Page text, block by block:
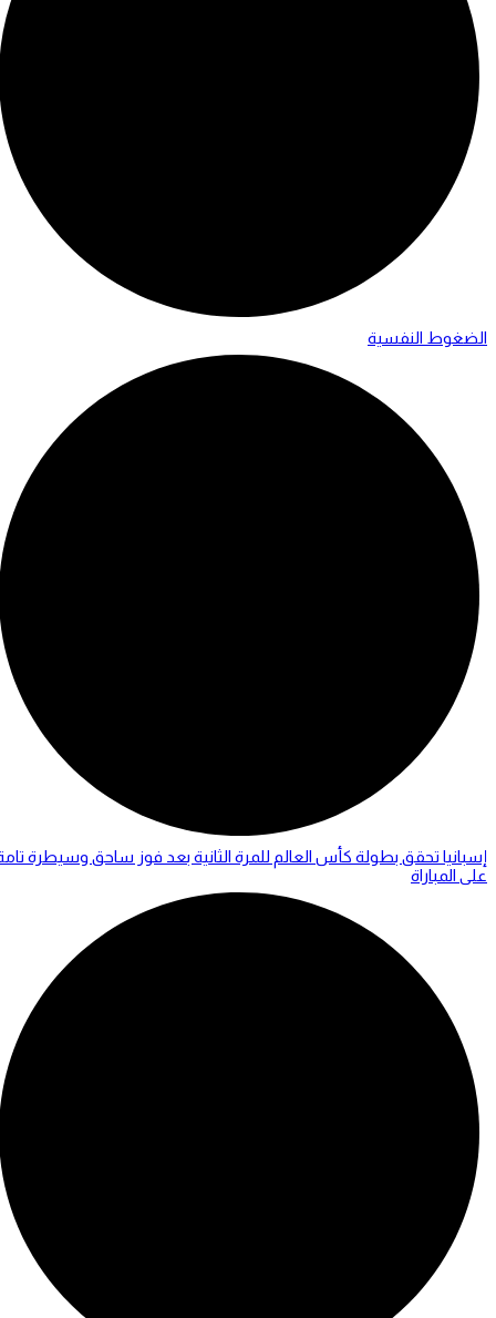
الضغوط النفسية
إسبانيا تحقق بطولة كأس العالم للمرة الثانية بعد فوز ساحق وسيطرة تامة
على المباراة